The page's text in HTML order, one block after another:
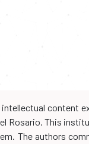
intellectual content
Rosario. This
The authors